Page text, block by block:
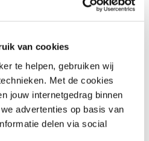
van cookies
te helpen, gebruiken wij
Met de cookies
jouw internetgedrag binnen
advertenties op basis van
delen via social
Honda
CBR650RA
€ 10.999,-